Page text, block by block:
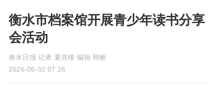
衡水市档案馆开展青少年读书分享
会活动
衡水日报 记者 夏兆臻 编辑 韩敏
2026-06-02 07:26